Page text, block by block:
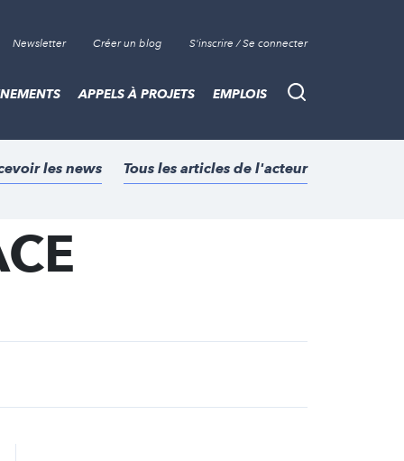
Newsletter Créer un blog S'inscrire / Se connecter
Recherche
APPELS À PROJETS EMPLOIS
les news Tous les articles de l'acteur